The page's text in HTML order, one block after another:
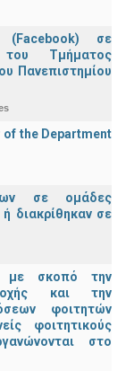
σε
Τμήματος
Πανεπιστημίου
the Department
σε ομάδες
διακρίθηκαν σε
με σκοπό την
και την
φοιτητών
φοιτητικούς
στο